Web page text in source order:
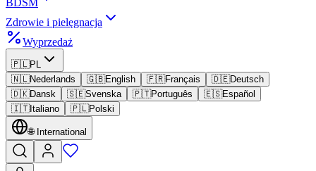
Zdrowie i pielęgnacja
Wyprzedaż
🇵🇱PL
🇳🇱Nederlands 🇬🇧English 🇫🇷Français 🇩🇪Deutsch
🇩🇰Dansk 🇸🇪Svenska 🇵🇹Português 🇪🇸Español
🇮🇹Italiano 🇵🇱Polski
🌐 International